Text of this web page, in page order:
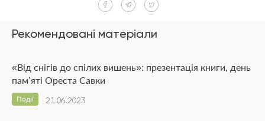
Рекомендовані матеріали
«Від снігів до спілих вишень»: презентація книги, день
пам’яті Ореста Савки
21.06.2023
Події